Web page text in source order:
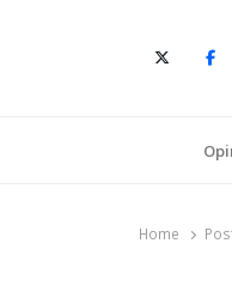
Home